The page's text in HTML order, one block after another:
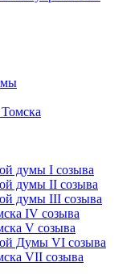
думы I созыва
думы II созыва
думы III созыва
IV созыва
V созыва
Думы VI созыва
VII созыва